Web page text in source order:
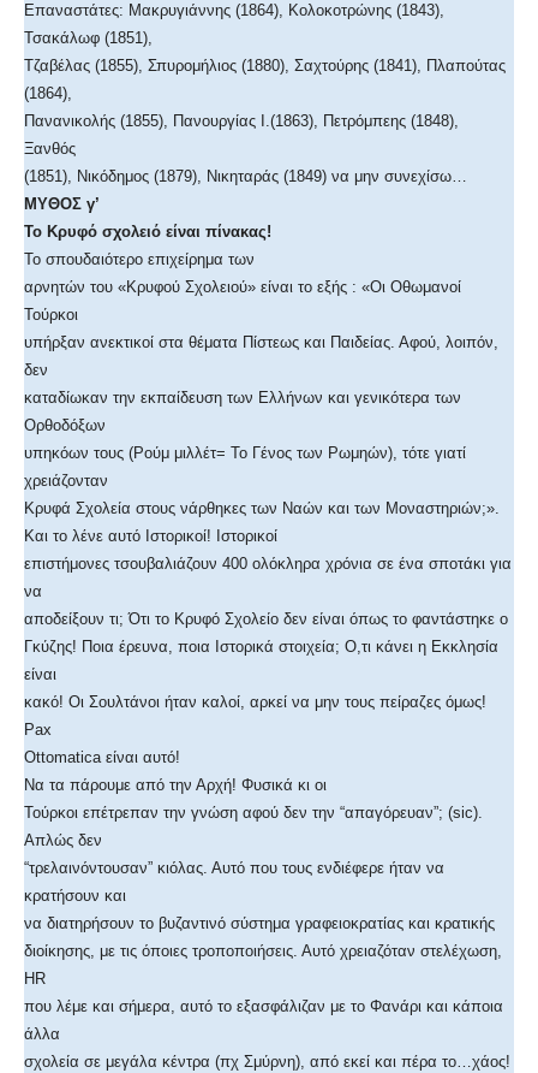
Επαναστάτες: Μακρυγιάννης (1864), Κολοκοτρώνης (1843),
Τσακάλωφ (1851),
Τζαβέλας (1855), Σπυρομήλιος (1880), Σαχτούρης (1841), Πλαπούτας
(1864),
Πανανικολής (1855), Πανουργίας Ι.(1863), Πετρόμπεης (1848),
Ξανθός
(1851), Νικόδημος (1879), Νικηταράς (1849) να μην συνεχίσω…
ΜΥΘΟΣ γ’
Το Κρυφό σχολειό είναι πίνακας!
Το σπουδαιότερο επιχείρημα των
αρνητών του «Κρυφού Σχολειού» είναι το εξής : «Οι Οθωμανοί
Τούρκοι
υπήρξαν ανεκτικοί στα θέματα Πίστεως και Παιδείας. Αφού, λοιπόν,
δεν
καταδίωκαν την εκπαίδευση των Ελλήνων και γενικότερα των
Ορθοδόξων
υπηκόων τους (Ρούμ μιλλέτ= Το Γένος των Ρωμηών), τότε γιατί
χρειάζονταν
Κρυφά Σχολεία στους νάρθηκες των Ναών και των Μοναστηριών;».
Και το λένε αυτό Ιστορικοί! Ιστορικοί
επιστήμονες τσουβαλιάζουν 400 ολόκληρα χρόνια σε ένα σποτάκι για
να
αποδείξουν τι; Ότι το Κρυφό Σχολείο δεν είναι όπως το φαντάστηκε ο
Γκύζης! Ποια έρευνα, ποια Ιστορικά στοιχεία; Ο,τι κάνει η Εκκλησία
είναι
κακό! Οι Σουλτάνοι ήταν καλοί, αρκεί να μην τους πείραζες όμως!
Pax
Ottomatica είναι αυτό!
Να τα πάρουμε από την Αρχή! Φυσικά κι οι
Τούρκοι επέτρεπαν την γνώση αφού δεν την “απαγόρευαν”; (sic).
Απλώς δεν
“τρελαινόντουσαν” κιόλας. Αυτό που τους ενδιέφερε ήταν να
κρατήσουν και
να διατηρήσουν το βυζαντινό σύστημα γραφειοκρατίας και κρατικής
διοίκησης, με τις όποιες τροποποιήσεις. Αυτό χρειαζόταν στελέχωση,
HR
που λέμε και σήμερα, αυτό το εξασφάλιζαν με το Φανάρι και κάποια
άλλα
σχολεία σε μεγάλα κέντρα (πχ Σμύρνη), από εκεί και πέρα το…χάος!